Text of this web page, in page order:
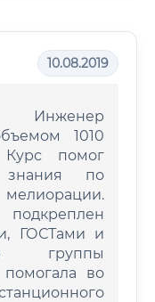
10.08.2019
Инженер
1010
помог
знания по
ГОСТами и
группы
во